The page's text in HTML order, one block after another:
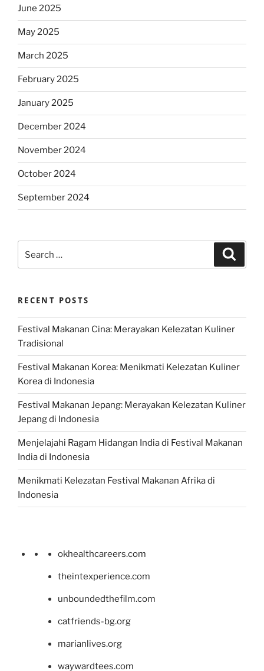
June 2025
May 2025
March 2025
February 2025
January 2025
December 2024
November 2024
October 2024
September 2024
for:
RECENT POSTS
Festival Makanan Cina: Merayakan Kelezatan Kuliner
Tradisional
Festival Makanan Korea: Menikmati Kelezatan Kuliner
Korea di Indonesia
Festival Makanan Jepang: Merayakan Kelezatan Kuliner
Jepang di Indonesia
Menjelajahi Ragam Hidangan India di Festival Makanan
India di Indonesia
Menikmati Kelezatan Festival Makanan Afrika di
Indonesia
okhealthcareers.com
theintexperience.com
unboundedthefilm.com
catfriends-bg.org
marianlives.org
waywardtees.com